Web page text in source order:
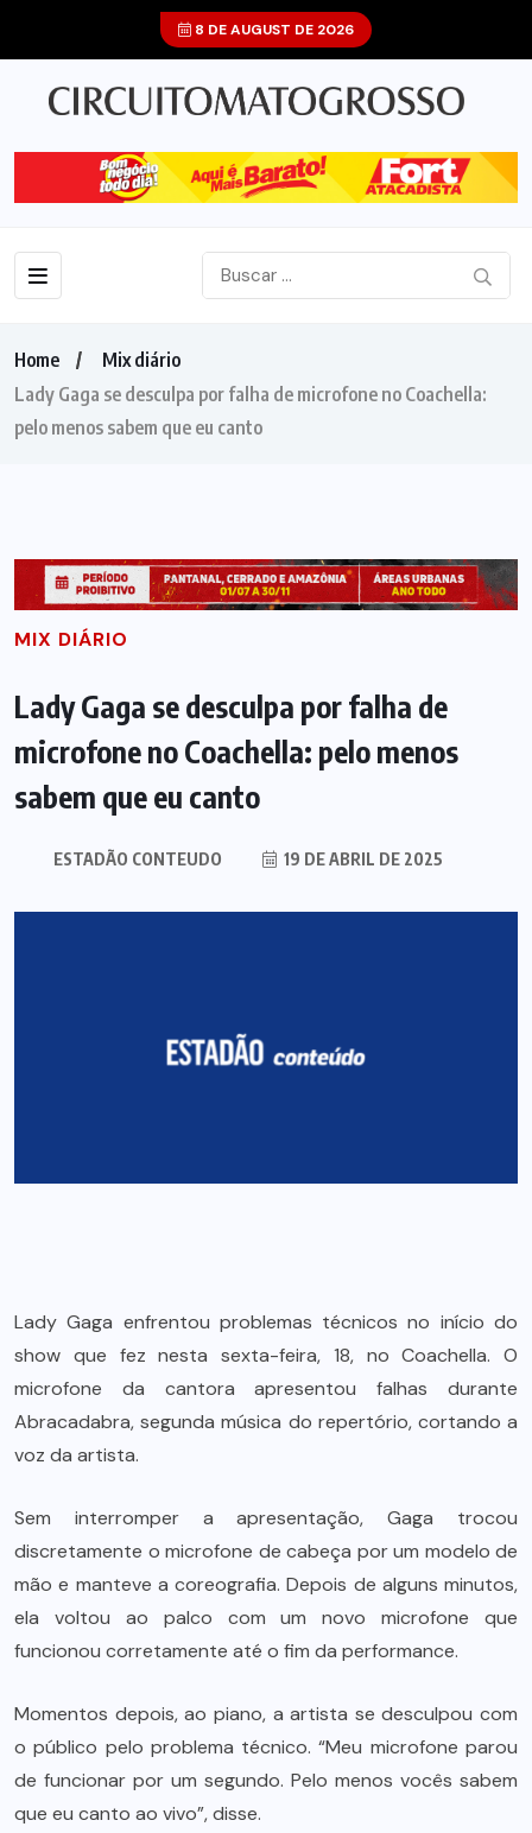
8 DE AUGUST DE 2026
Home
Mix diário
Lady Gaga se desculpa por falha de microfone no Coachella:
pelo menos sabem que eu canto
MIX DIÁRIO
Lady Gaga se desculpa por falha de
microfone no Coachella: pelo menos
sabem que eu canto
ESTADÃO CONTEUDO 19 DE ABRIL DE 2025
Lady Gaga enfrentou problemas técnicos no início do
show que fez nesta sexta-feira, 18, no Coachella. O
microfone da cantora apresentou falhas durante
Abracadabra, segunda música do repertório, cortando a
voz da artista.
Sem interromper a apresentação, Gaga trocou
discretamente o microfone de cabeça por um modelo de
mão e manteve a coreografia. Depois de alguns minutos,
ela voltou ao palco com um novo microfone que
funcionou corretamente até o fim da performance.
Momentos depois, ao piano, a artista se desculpou com
o público pelo problema técnico. “Meu microfone parou
de funcionar por um segundo. Pelo menos vocês sabem
que eu canto ao vivo”, disse.